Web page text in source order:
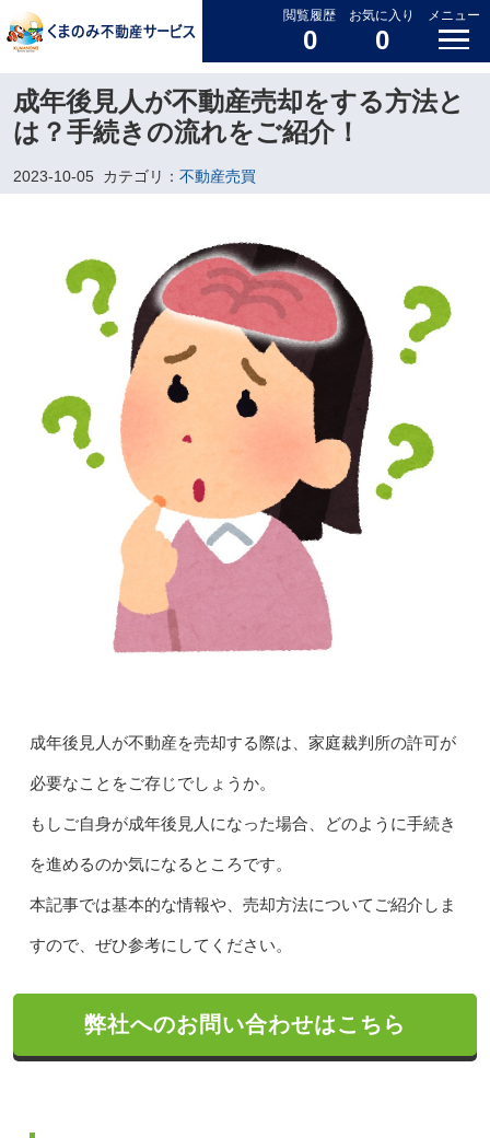
閲覧履歴
0
お気に入り
0
メニュー
成年後見人が不動産売却をする方法と
は？手続きの流れをご紹介！
2023-10-05 カテゴリ： 不動産売買
成年後見人が不動産を売却する際は、家庭裁判所の許可が
必要なことをご存じでしょうか。
もしご自身が成年後見人になった場合、どのように手続き
を進めるのか気になるところです。
本記事では基本的な情報や、売却方法についてご紹介しま
すので、ぜひ参考にしてください。
弊社へのお問い合わせはこちら